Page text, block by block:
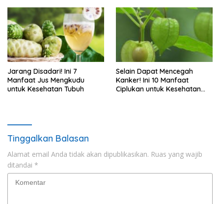
Jarang Disadari! Ini 7
Manfaat Jus Mengkudu
untuk Kesehatan Tubuh
Selain Dapat Mencegah
Kanker! Ini 10 Manfaat
Ciplukan untuk Kesehatan
Tinggalkan Balasan
Alamat email Anda tidak akan dipublikasikan. Ruas yang wajib
ditandai *